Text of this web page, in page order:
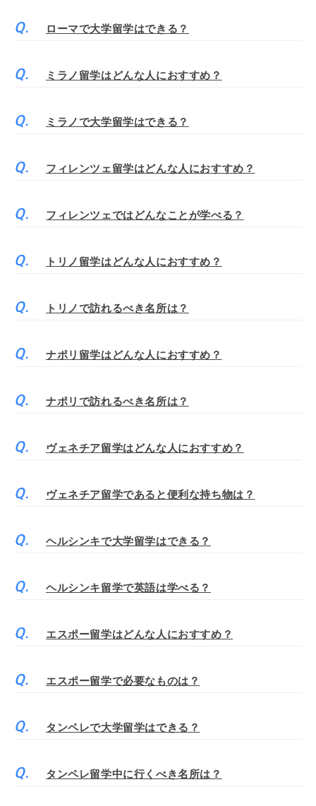
ローマで大学留学はできる？
ミラノ留学はどんな人におすすめ？
ミラノで大学留学はできる？
フィレンツェ留学はどんな人におすすめ？
フィレンツェではどんなことが学べる？
トリノ留学はどんな人におすすめ？
トリノで訪れるべき名所は？
ナポリ留学はどんな人におすすめ？
ナポリで訪れるべき名所は？
ヴェネチア留学はどんな人におすすめ？
ヴェネチア留学であると便利な持ち物は？
ヘルシンキで大学留学はできる？
ヘルシンキ留学で英語は学べる？
エスポー留学はどんな人におすすめ？
エスポー留学で必要なものは？
タンペレで大学留学はできる？
タンペレ留学中に行くべき名所は？